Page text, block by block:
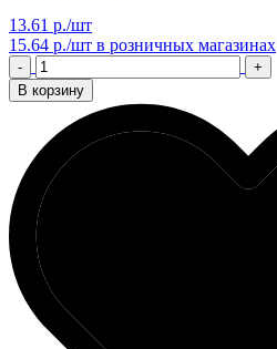
13.61 р./шт
15.64 р./шт в розничных магазинах
-
+
В корзину